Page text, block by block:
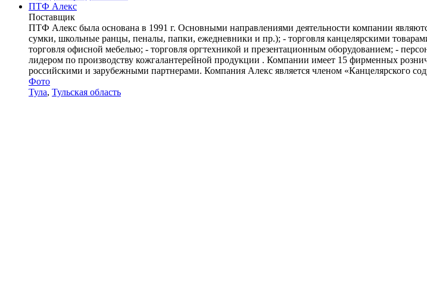
ПТФ Алекс
Поставщик
ПТФ Алекс была основана в 1991 г. Основными направлениями деятельности компании
сумки, школьные ранцы, пеналы, папки, ежедневники и пр.); - торговля канцелярскими
торговля офисной мебелью; - торговля оргтехникой и презентационным оборудованием; -
лидером по производству кожгалантерейной продукции . Компании имеет 15 фирменных
российскими и зарубежными партнерами. Компания Алекс является членом «Канцелярского
Фото
Тула, Тульская область